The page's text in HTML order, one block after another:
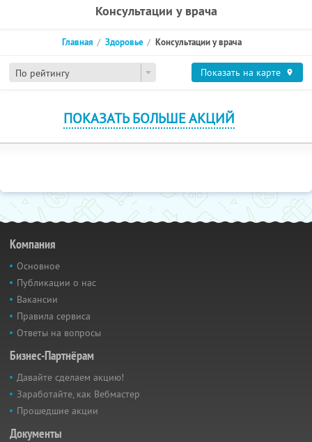
Консультации у врача
По рейтингу
Главная Здоровье Консультации у врача
Показать на карте
ПОКАЗАТЬ БОЛЬШЕ АКЦИЙ
Компания
Основное
Публикации о нас
Вакансии
Правила сервиса
Ответы на вопросы
Бизнес-Партнёрам
Давайте сделаем акцию!
Заработайте, как Вебмастер
Прошедшие акции
Документы